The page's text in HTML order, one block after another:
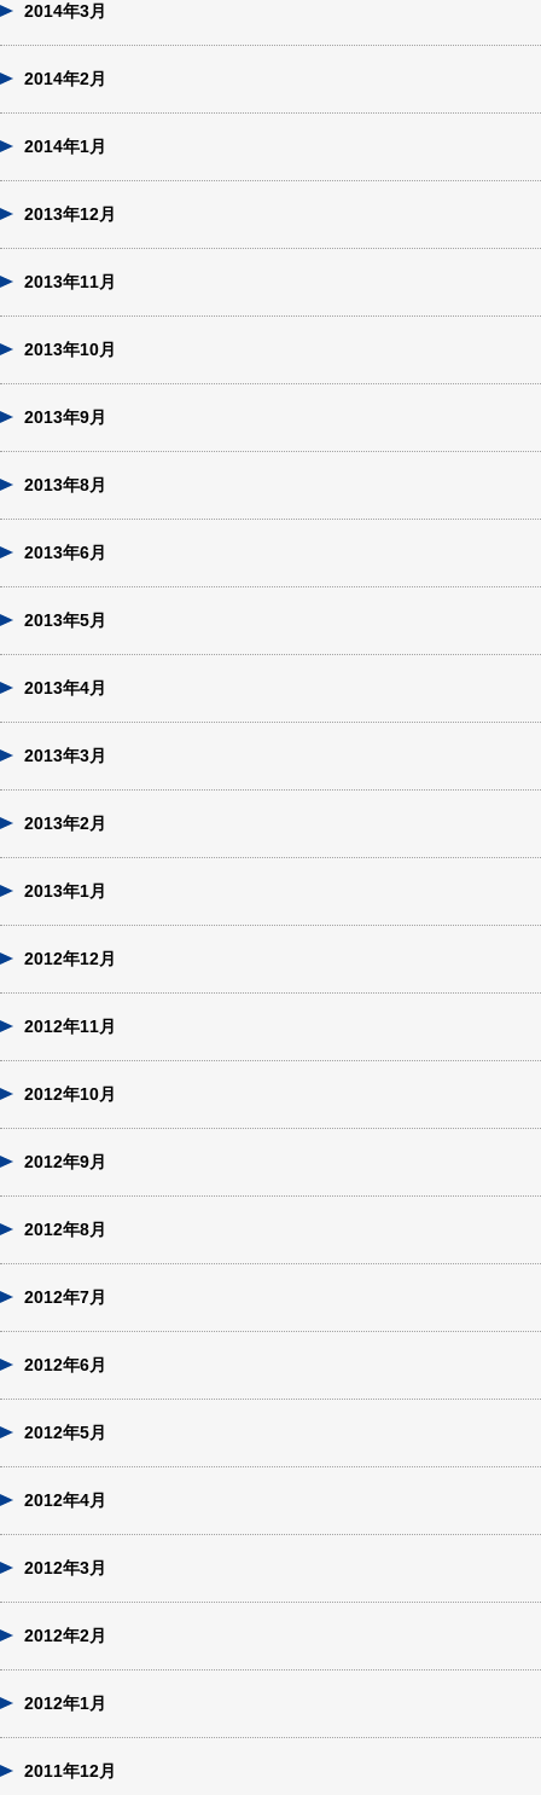
2014年3月
2014年2月
2014年1月
2013年12月
2013年11月
2013年10月
2013年9月
2013年8月
2013年6月
2013年5月
2013年4月
2013年3月
2013年2月
2013年1月
2012年12月
2012年11月
2012年10月
2012年9月
2012年8月
2012年7月
2012年6月
2012年5月
2012年4月
2012年3月
2012年2月
2012年1月
2011年12月